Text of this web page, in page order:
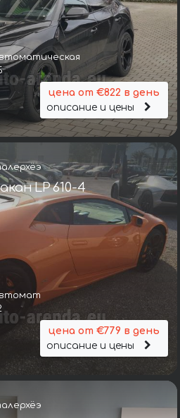
цена от €822 в день
описание и цены
LP 610-4
цена от €779 в день
описание и цены